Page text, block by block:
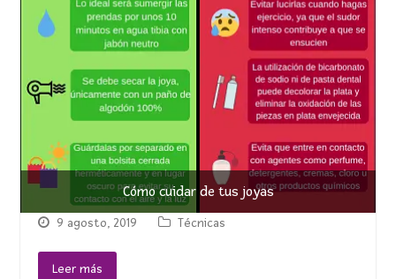
Cómo cuidar de tus joyas
9 agosto, 2019 Técnicas
Leer más